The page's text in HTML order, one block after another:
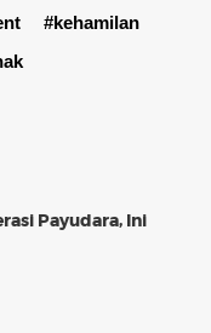
#kehamilan
Payudara, Ini